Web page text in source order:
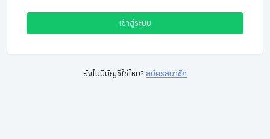
เข้าสู่ระบบ
ยังไม่มีบัญชีใช่ไหม?สมัครสมาชิก